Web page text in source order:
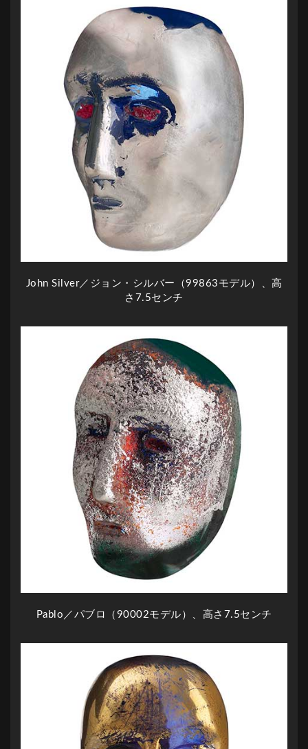
John Silver／ジョン・シルバー（99863モデル）、高
さ7.5センチ
Pablo／パブロ（90002モデル）、高さ7.5センチ